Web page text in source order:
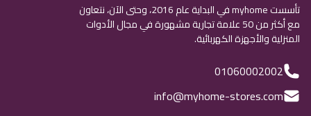
تأسست myhome في البداية عام 2016، وحتى الآن، نتعاون
مع أكثر من 50 علامة تجارية مشهورة في مجال الأدوات
المنزلية والأجهزة الكهربائية.
01060002002
info@myhome-stores.com